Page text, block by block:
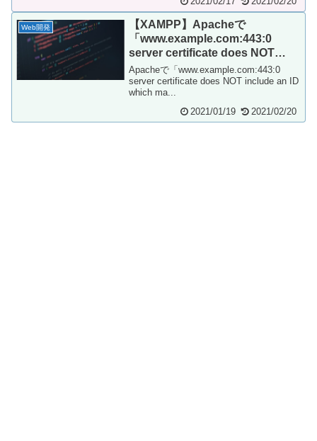
Web開発
【XAMPP】Apacheで
「www.example.com:443:0
server certificate does NOT
include an ID which matches
the server name」エラー
Apacheで「www.example.com:443:0
server certificate does NOT include an ID
which ma...
2021/01/19 2021/02/20